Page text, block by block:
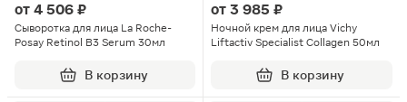
от 4 506 ₽
Сыворотка для лица La Roche-
Posay Retinol B3 Serum 30мл
В корзину
от 3 985 ₽
Ночной крем для лица Vichy
Liftactiv Specialist Collagen 50мл
В корзину